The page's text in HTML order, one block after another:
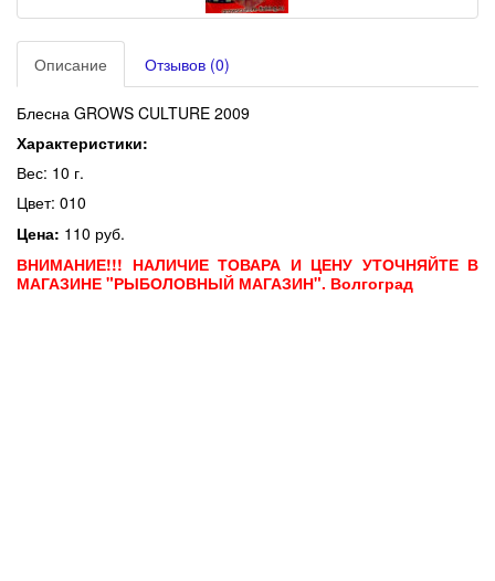
Описание Отзывов (0)
Блесна GROWS CULTURE 2009
Характеристики:
Вес: 10 г.
Цвет: 010
Цена: 110 руб.
ВНИМАНИЕ!!! НАЛИЧИЕ ТОВАРА И ЦЕНУ УТОЧНЯЙТЕ В
МАГАЗИНЕ "РЫБОЛОВНЫЙ МАГАЗИН". Волгоград